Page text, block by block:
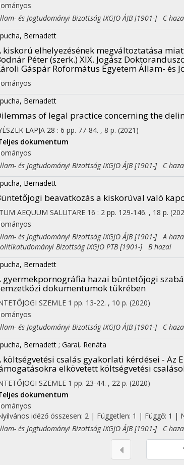
és Jogtudományi Bizottság IXGJO ÁJB [1901-] C
Bernadett
kiskorú elhelyezésének megváltoztatása
Péter (szerk.) XIX. Jogász
Gáspár Roformátus Egyetem Állam- és
Bernadett
of legal practice concerning the
LAPJA 28 : 6 pp. 77-84. , 8 p. (2021)
dokumentum
és Jogtudományi Bizottság IXGJO ÁJB [1901-] C
Bernadett
beavatkozás a kiskorúval való
AEQUUM SALUTARE 16 : 2 pp. 129-146. , 18 p.
és Jogtudományi Bizottság IXGJO ÁJB [1901-] A
Bizottság IXGJO PTB [1901-] B hazai
Bernadett
gyermekpornográfia hazai büntetőjogi
dokumentumok tükrében
SZEMLE 1 pp. 13-22. , 10 p. (2020)
és Jogtudományi Bizottság IXGJO ÁJB [1901-] C
Bernadett ; Garai, Renáta
költségvetési csalás gyakorlati kérdései -
elkövetett költségvetési
SZEMLE 1 pp. 23-44. , 22 p. (2020)
dokumentum
idéző összesen: 2 | Független: 1 | Függő: 1 |
és Jogtudományi Bizottság IXGJO ÁJB [1901-] C